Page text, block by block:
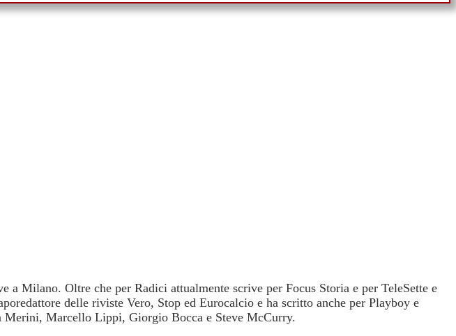
Milano. Oltre che per Radici attualmente scrive per Focus Storia e per TeleSette e
delle riviste Vero, Stop ed Eurocalcio e ha scritto anche per Playboy e
Marcello Lippi, Giorgio Bocca e Steve McCurry.